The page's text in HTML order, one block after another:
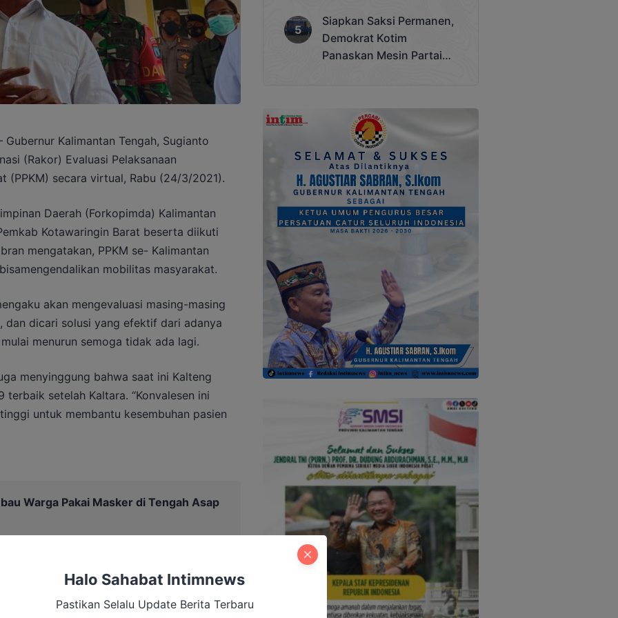
Gubernur Kalimantan Tengah, Sugianto
(Rakor) Evaluasi Pelaksanaan
(PPKM) secara virtual, Rabu (24/3/2021).
Daerah (Forkopimda) Kalimantan
Kotawaringin Barat beserta diikuti
mengatakan, PPKM se- Kalimantan
mobilitas masyarakat.
akan mengevaluasi masing-masing
dan dicari solusi yang efektif dari adanya
menurun semoga tidak ada lagi.
menyinggung bahwa saat ini Kalteng
setelah Kaltara. “Konvalesen ini
untuk membantu kesembuhan pasien
Warga Pakai Masker di Tengah Asap
Siapkan Saksi Permanen,
Demokrat Kotim
Panaskan Mesin Partai
Halo Sahabat Intimnews
Pastikan Selalu Update Berita Terbaru